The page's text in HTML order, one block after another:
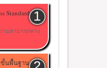
Standard
มสามารถทาง
นพื้นฐาน